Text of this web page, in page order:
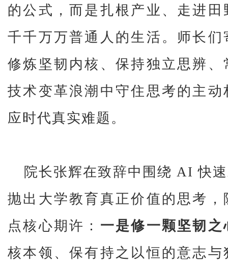
的公式，而是扎根产业、走进
千千万万普通人的生活。师长
修炼坚韧内核、保持独立思辨
技术变革浪潮中守住思考的主
应时代真实难题。
院长张辉在致辞中围绕 AI 快
抛出大学教育真正价值的思考
点核心期许： 一是修一颗坚韧之
核本领、保有持之以恒的意志